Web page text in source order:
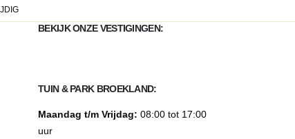
BEKIJK ONZE VESTIGINGEN:
TUIN & PARK BROEKLAND:
Maandag t/m Vrijdag: 08:00 tot 17:00
uur